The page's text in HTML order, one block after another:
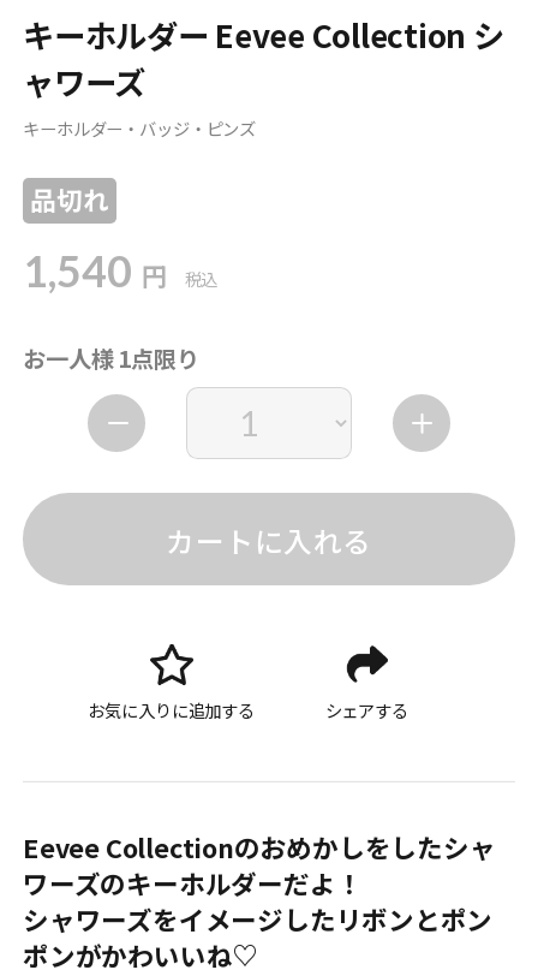
キーホルダー Eevee Collection シ
ャワーズ
キーホルダー・バッジ・ピンズ
品切れ
1,540 円 税込
お一人様 1点限り
カートに入れる
お気に入りに追加する シェアする
Eevee Collectionのおめかしをしたシャ
ワーズのキーホルダーだよ！
シャワーズをイメージしたリボンとポン
ポンがかわいいね♡